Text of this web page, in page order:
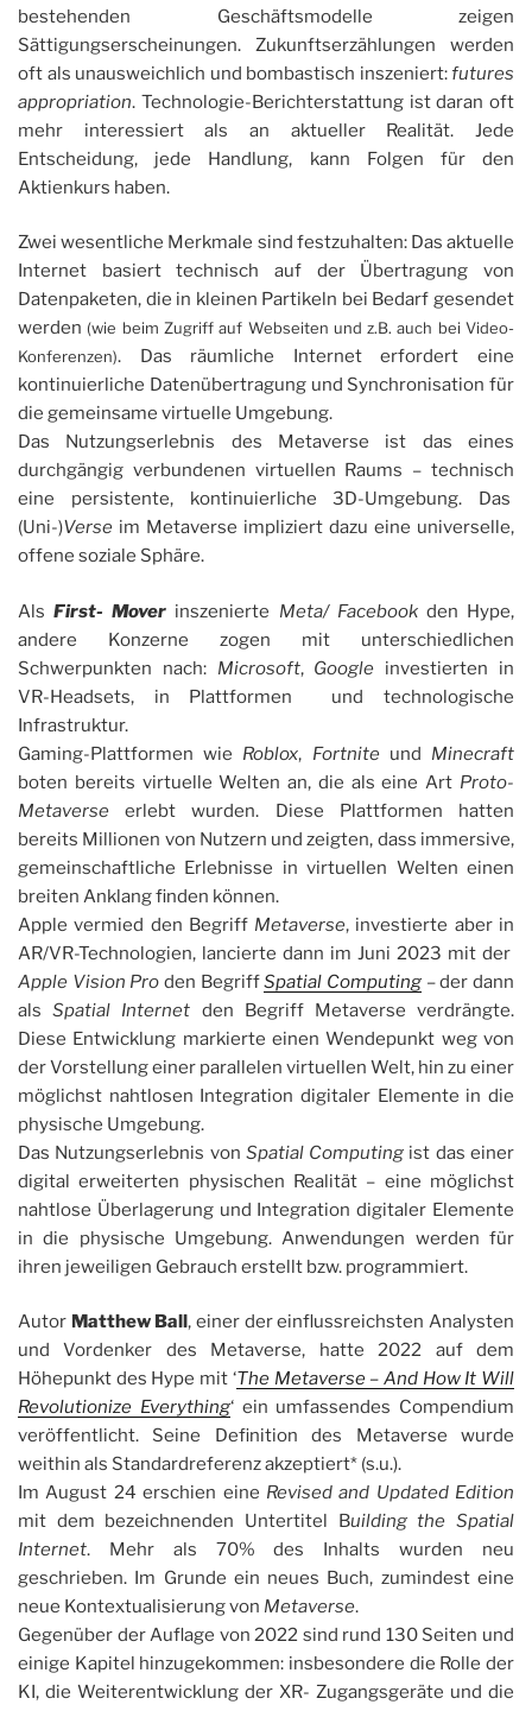
bestehenden Geschäftsmodelle zeigen
Sättigungserscheinungen. Zukunftserzählungen werden
oft als unausweichlich und bombastisch inszeniert:futures
appropriation. Technologie-Berichterstattung ist daran oft
mehr interessiert als an aktueller Realität. Jede
Entscheidung, jede Handlung, kann Folgen für den
Aktienkurs haben.
Zwei wesentliche Merkmale sind festzuhalten: Das aktuelle
Internet basiert technisch auf der Übertragung von
Datenpaketen, die in kleinen Partikeln bei Bedarf gesendet
werden (wie beim Zugriff auf Webseiten und z.B. auch bei Video-
Konferenzen). Das räumliche Internet erfordert eine
kontinuierliche Datenübertragung und Synchronisation für
die gemeinsame virtuelle Umgebung.
Das Nutzungserlebnis des Metaverse ist das eines
durchgängig verbundenen virtuellen Raums – technisch
eine persistente, kontinuierliche 3D-Umgebung. Das
(Uni-)Verse im Metaverse impliziert dazu eine universelle,
offene soziale Sphäre.
AlsFirst- Mover inszenierte Meta/ Facebookden Hype,
andere Konzerne zogen mit unterschiedlichen
Schwerpunkten nach: Microsoft, Google investierten in
VR-Headsets, in Plattformen und technologische
Infrastruktur.
Gaming-Plattformen wie Roblox, Fortniteund Minecraft
boten bereits virtuelle Welten an, die als eine Art Proto-
Metaverse erlebt wurden. Diese Plattformen hatten
bereits Millionen von Nutzern und zeigten, dass immersive,
gemeinschaftliche Erlebnisse in virtuellen Welten einen
breiten Anklang finden können.
Apple vermied den Begriff Metaverse, investierte aber in
AR/VR-Technologien, lancierte dann im Juni 2023 mit der
Apple Vision Pro den BegriffSpatial Computing – der dann
alsSpatial Internet den Begriff Metaverse verdrängte.
Diese Entwicklung markierte einen Wendepunkt weg von
der Vorstellung einer parallelen virtuellen Welt, hin zu einer
möglichst nahtlosen Integration digitaler Elemente in die
physische Umgebung.
Das Nutzungserlebnis von Spatial Computing ist das einer
digital erweiterten physischen Realität – eine möglichst
nahtlose Überlagerung und Integration digitaler Elemente
in die physische Umgebung. Anwendungen werden für
ihren jeweiligen Gebrauch erstellt bzw. programmiert.
Autor Matthew Ball, einer der einflussreichsten Analysten
und Vordenker des Metaverse, hatte 2022 auf dem
Höhepunkt des Hype mit ‘The Metaverse – And How It Will
Revolutionize Everything‘ ein umfassendes Compendium
veröffentlicht. Seine Definition des Metaverse wurde
weithin als Standardreferenz akzeptiert* (s.u.).
Im August 24 erschien eine Revised and Updated Edition
mit dem bezeichnenden Untertitel Building the Spatial
Internet. Mehr als 70% des Inhalts wurden neu
geschrieben. Im Grunde ein neues Buch, zumindest eine
neue Kontextualisierung von Metaverse.
Gegenüber der Auflage von 2022 sind rund 130 Seiten und
einige Kapitel hinzugekommen: insbesondere die Rolle der
KI, die Weiterentwicklung der XR- Zugangsgeräte und die